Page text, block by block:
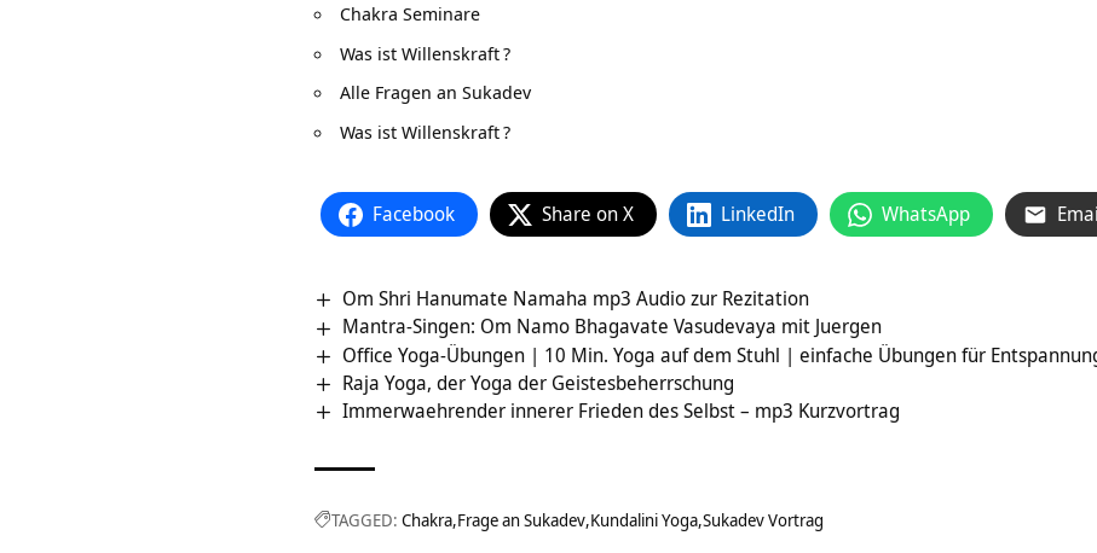
Chakra Seminare
Was ist Willenskraft?
Alle Fragen an Sukadev
Was ist Willenskraft?
Facebook Share on X LinkedIn WhatsApp
Om Shri Hanumate Namaha mp3 Audio zur Rezitation
Mantra-Singen: Om Namo Bhagavate Vasudevaya mit Juergen
Office Yoga-Übungen | 10 Min. Yoga auf dem Stuhl | einfache Übungen für
Raja Yoga, der Yoga der Geistesbeherrschung
Immerwaehrender innerer Frieden des Selbst – mp3 Kurzvortrag
TAGGED: Chakra Frage an Sukadev Kundalini Yoga Sukadev Vortrag